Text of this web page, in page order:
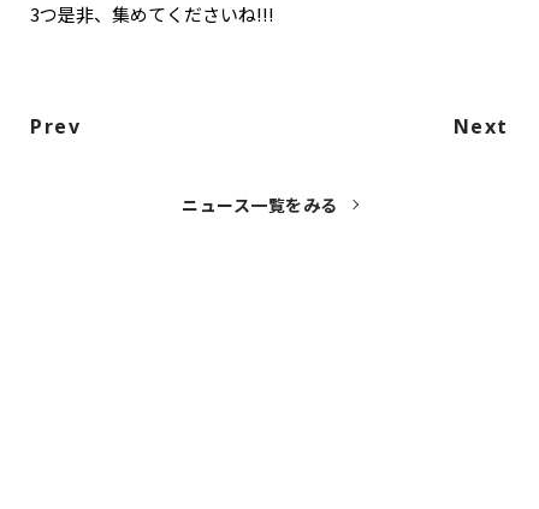
3つ是非、集めてくださいね!!!
Prev Next
ニュース一覧をみる